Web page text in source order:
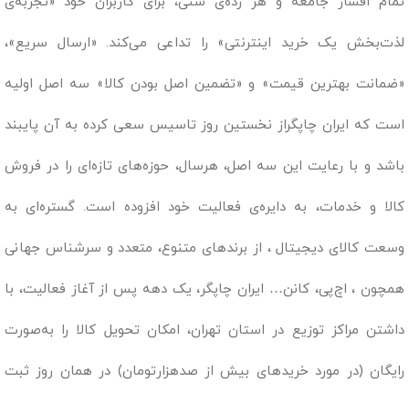
لذت‌بخش یک خرید اینترنتی» را تداعی می‌کند. «ارسال سریع»،
«ضمانت بهترین قیمت» و «تضمین اصل بودن کالا» سه اصل اولیه
است که ایران چاپگراز نخستین روز تاسیس سعی کرده به آن پایبند
باشد و با رعایت این سه اصل، هرسال، حوزه‌های تازه‌ای را در فروش
کالا و خدمات، به دایره‌ی فعالیت خود افزوده است. گستره‌ای به
وسعت کالای دیجیتال ، از برندهای متنوع، متعدد و سرشناس جهانی
همچون ، اچ‌پی، کانن… ایران چاپگر، یک دهه پس از آغاز فعالیت، با
داشتن مراکز توزیع در استان تهران، امکان تحویل کالا را به‌صورت
رایگان (در مورد خریدهای بیش از صدهزارتومان) در همان روز ثبت